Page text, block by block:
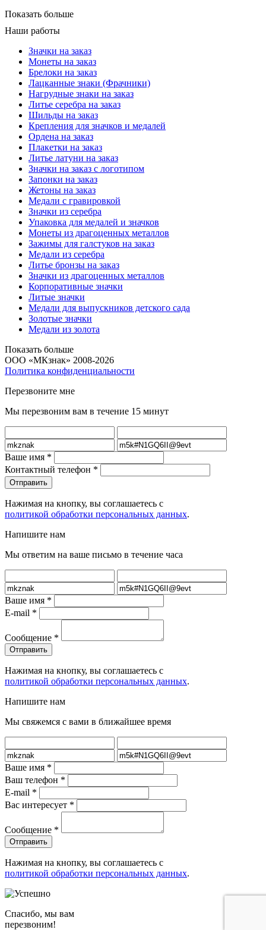
Показать больше
Наши работы
Значки на заказ
Монеты на заказ
Брелоки на заказ
Лацканные знаки (Фрачники)
Нагрудные знаки на заказ
Литье серебра на заказ
Шильды на заказ
Крепления для значков и медалей
Ордена на заказ
Плакетки на заказ
Литье латуни на заказ
Значки на заказ с логотипом
Запонки на заказ
Жетоны на заказ
Медали с гравировкой
Значки из серебра
Упаковка для медалей и значков
Монеты из драгоценных металлов
Зажимы для галстуков на заказ
Медали из серебра
Литье бронзы на заказ
Значки из драгоценных металлов
Корпоративные значки
Литые значки
Медали для выпускников детского сада
Золотые значки
Медали из золота
Показать больше
ООО «МКзнак» 2008-2026
Политика конфиденциальности
Перезвоните мне
Мы перезвоним вам в течение 15 минут
Ваше имя *
Контактный телефон *
Нажимая на кнопку, вы соглашаетесь с
политикой обработки персональных данных.
Напишите нам
Мы ответим на ваше письмо в течение часа
Ваше имя *
E-mail *
Сообщение *
Нажимая на кнопку, вы соглашаетесь с
политикой обработки персональных данных.
Напишите нам
Мы свяжемся с вами в ближайшее время
Ваше имя *
Ваш телефон *
E-mail *
Вас интересует *
Сообщение *
Нажимая на кнопку, вы соглашаетесь с
политикой обработки персональных данных.
Спасибо, мы вам
перезвоним!